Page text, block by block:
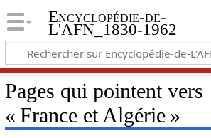
Encyclopédie-de-
L'AFN_1830-1962
Pages qui pointent vers
« France et Algérie »